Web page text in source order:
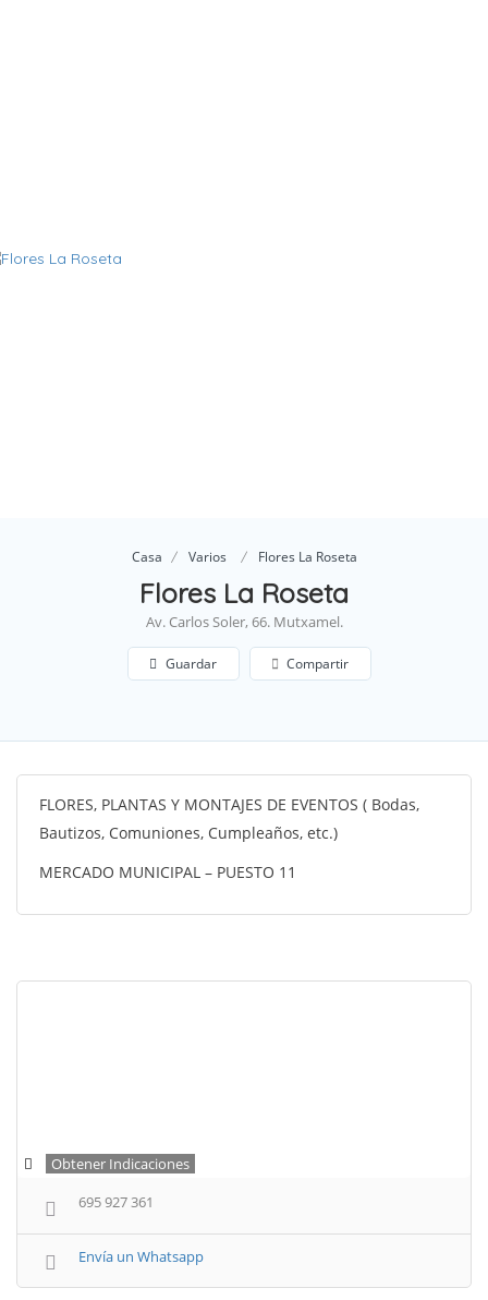
Casa Varios Flores La Roseta
Flores La Roseta
Av. Carlos Soler, 66. Mutxamel.
Guardar Compartir
FLORES, PLANTAS Y MONTAJES DE EVENTOS ( Bodas,
Bautizos, Comuniones, Cumpleaños, etc.)
MERCADO MUNICIPAL – PUESTO 11
Obtener Indicaciones
695 927 361
Envía un Whatsapp